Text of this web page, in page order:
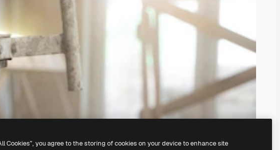
Cookies”, you agree to the storing of cookies on your device to enhance site